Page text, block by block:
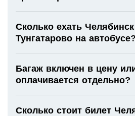
Сколько ехать
Тунгатарово на автобусе?
Багаж включен в цену
оплачивается отдельно?
Сколько стоит билет